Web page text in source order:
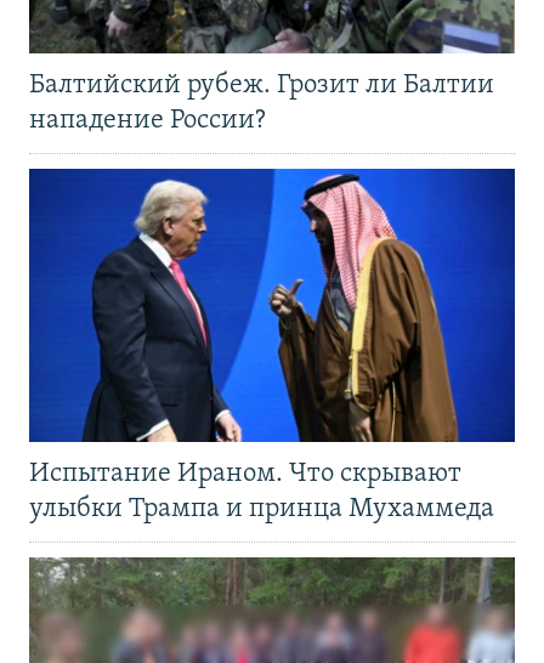
Балтийский рубеж. Грозит ли Балтии
нападение России?
Испытание Ираном. Что скрывают
улыбки Трампа и принца Мухаммеда